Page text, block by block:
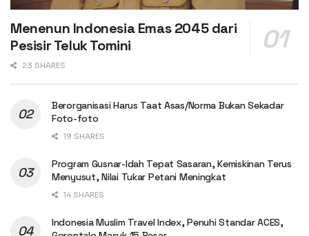
Menenun Indonesia Emas 2045 dari
Pesisir Teluk Tomini
23 SHARES
Berorganisasi Harus Taat Asas/Norma Bukan Sekadar
Foto-foto
19 SHARES
Program Gusnar-Idah Tepat Sasaran, Kemiskinan Terus
Menyusut, Nilai Tukar Petani Meningkat
14 SHARES
Indonesia Muslim Travel Index, Penuhi Standar ACES,